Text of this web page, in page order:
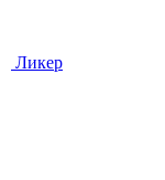
Ликер